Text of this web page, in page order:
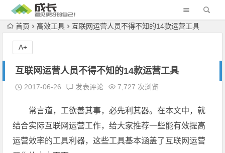
首页 高效工具 互联网运营人员不得不知的14款运营工具
互联网运营人员不得不知的14款运营工具
2017-06-26 发表评论 7,727 次浏览
常言道，工欲善其事，必先利其器。在本文中，就
结合实际互联网运营工作，给大家推荐一些能有效提高
运营效率的工具利器，这些工具基本涵盖了互联网运营
A+